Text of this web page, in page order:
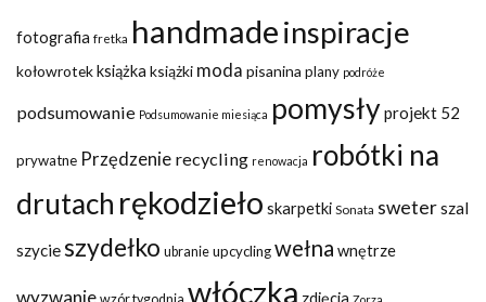
fotografia fretka handmadeinspiracje
kołowrotekksiążka książki moda pisanina plany podróże
podsumowanie Podsumowanie miesiąca pomysłyprojekt 52
prywatne Przędzenie recycling renowacja robótki na
drutach rękodzieło skarpetki Sonata sweterszal
szycieszydełko ubranie upcyclingwełna wnętrze
wyzwanie włóczka zdjęcia Zorza